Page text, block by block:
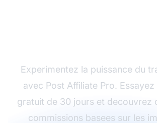
Experimentez la puissance du
avec Post Affiliate Pro.
gratuit de 30 jours et decouvrez
commissions basees sur les